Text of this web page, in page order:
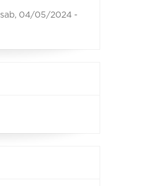
sab, 04/05/2024 -